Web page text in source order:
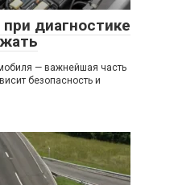
диагностике
— важнейшая часть
безопасность и